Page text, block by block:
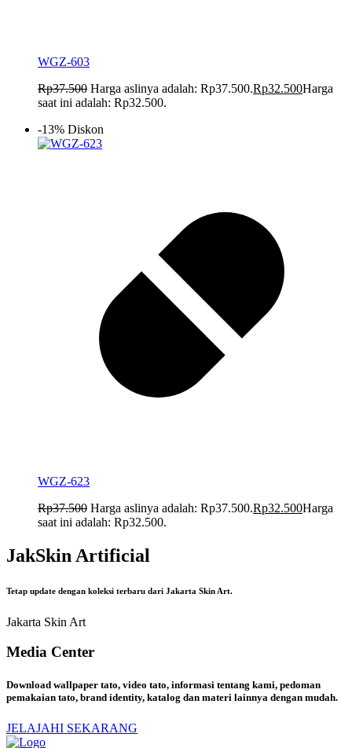
WGZ-603
Rp37.500 Harga aslinya adalah: Rp37.500.Rp32.500Harga
saat ini adalah: Rp32.500.
-13% Diskon
WGZ-623
Rp37.500 Harga aslinya adalah: Rp37.500.Rp32.500Harga
saat ini adalah: Rp32.500.
JakSkin Artificial
Tetap update dengan koleksi terbaru dari Jakarta Skin Art.
Jakarta Skin Art
Media Center
Download wallpaper tato, video tato, informasi tentang kami, pedoman
pemakaian tato, brand identity, katalog dan materi lainnya dengan mudah.
JELAJAHI SEKARANG